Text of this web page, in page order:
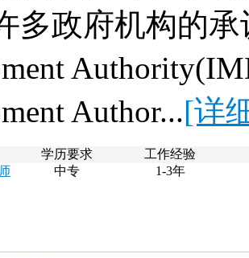
多政府机构的
Author...[详
学历要求
工作经验
中专 1-3年